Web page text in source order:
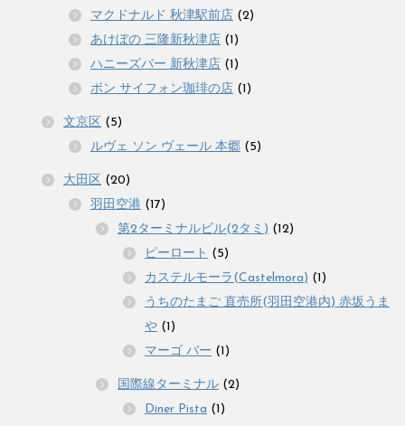
マクドナルド 秋津駅前店 (2)
あけぼの 三隆新秋津店 (1)
ハニーズバー 新秋津店 (1)
ボン サイフォン珈琲の店 (1)
文京区 (5)
ルヴェ ソン ヴェール 本郷 (5)
大田区 (20)
羽田空港 (17)
第2ターミナルビル(2タミ) (12)
ピーロート (5)
カステルモーラ(Castelmora) (1)
うちのたまご 直売所(羽田空港内) 赤坂うま
や (1)
マーゴ バー (1)
国際線ターミナル (2)
Diner Pista (1)